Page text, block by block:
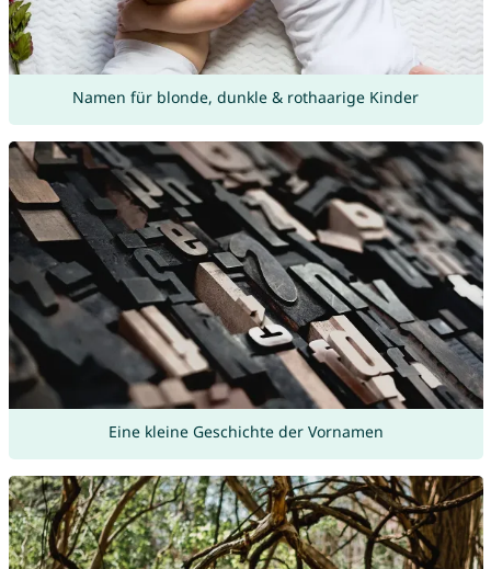
Namen für blonde, dunkle & rothaarige Kinder
Eine kleine Geschichte der Vornamen